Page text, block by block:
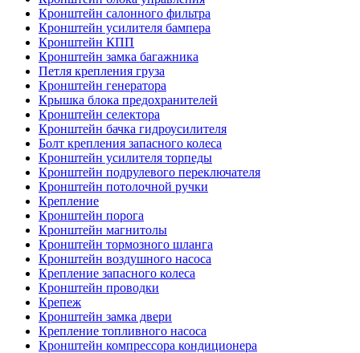
Кронштейн салонного фильтра
Кронштейн усилителя бампера
Кронштейн КПП
Кронштейн замка багажника
Петля крепления груза
Кронштейн генератора
Крышка блока предохранителей
Кронштейн селектора
Кронштейн бачка гидроусилителя
Болт крепления запасного колеса
Кронштейн усилителя торпеды
Кронштейн подрулевого переключателя
Кронштейн потолочной ручки
Крепление
Кронштейн порога
Кронштейн магнитолы
Кронштейн тормозного шланга
Кронштейн воздушного насоса
Крепление запасного колеса
Кронштейн проводки
Крепеж
Кронштейн замка двери
Крепление топливного насоса
Кронштейн компрессора кондиционера